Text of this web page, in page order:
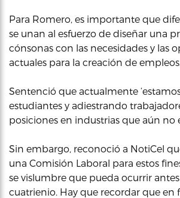
Para Romero, es importante que
se unan al esfuerzo de diseñar una
cónsonas con las necesidades y las
actuales para la creación de empleos.
Sentenció que actualmente
estudiantes y adiestrando
posiciones en industrias que aún no
Sin embargo, reconoció a NotiCel
una Comisión Laboral para estos
se vislumbre que pueda ocurrir
cuatrienio. Hay que recordar que en